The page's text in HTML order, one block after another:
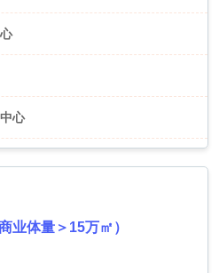
心
业体量＞15万㎡）